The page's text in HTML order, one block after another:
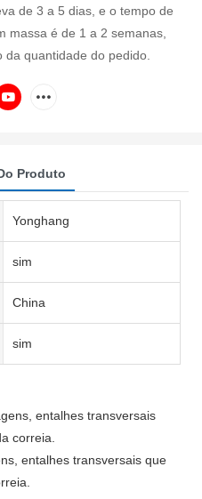
de 3 a 5 dias, e o tempo de
massa é de 1 a 2 semanas,
da quantidade do pedido.
Produto
Yonghang
sim
China
sim
entalhes transversais que